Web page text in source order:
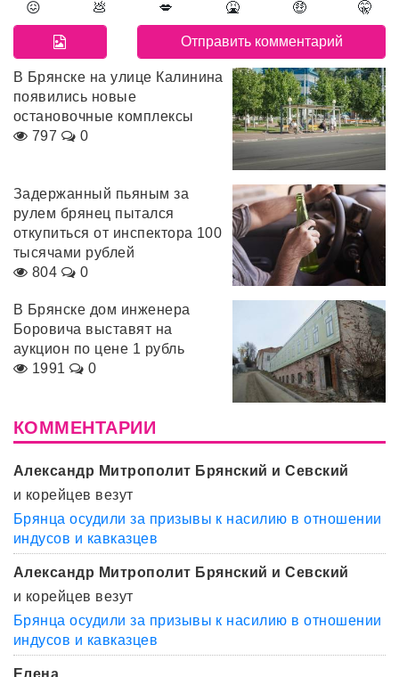
😖 💩 💋 🤮 🤑 🤫
В Брянске на улице Калинина
появились новые
остановочные комплексы
797
0
Задержанный пьяным за
рулем брянец пытался
откупиться от инспектора 100
тысячами рублей
804
0
В Брянске дом инженера
Боровича выставят на
аукцион по цене 1 рубль
1991
0
КОММЕНТАРИИ
Александр Митрополит Брянский и Севский
и корейцев везут
Брянца осудили за призывы к насилию в отношении
индусов и кавказцев
Александр Митрополит Брянский и Севский
и корейцев везут
Брянца осудили за призывы к насилию в отношении
индусов и кавказцев
Елена